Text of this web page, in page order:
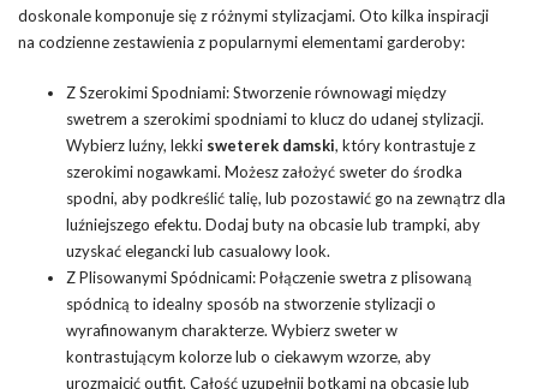
doskonale komponuje się z różnymi stylizacjami. Oto kilka inspiracji
na codzienne zestawienia z popularnymi elementami garderoby:
Z Szerokimi Spodniami: Stworzenie równowagi między
swetrem a szerokimi spodniami to klucz do udanej stylizacji.
Wybierz luźny, lekki sweterek damski, który kontrastuje z
szerokimi nogawkami. Możesz założyć sweter do środka
spodni, aby podkreślić talię, lub pozostawić go na zewnątrz dla
luźniejszego efektu. Dodaj buty na obcasie lub trampki, aby
uzyskać elegancki lub casualowy look.
Z Plisowanymi Spódnicami: Połączenie swetra z plisowaną
spódnicą to idealny sposób na stworzenie stylizacji o
wyrafinowanym charakterze. Wybierz sweter w
kontrastującym kolorze lub o ciekawym wzorze, aby
urozmaicić outfit. Całość uzupełnij botkami na obcasie lub